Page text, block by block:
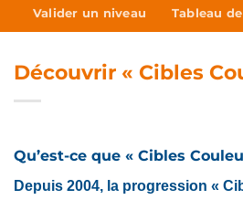
Valider un niveau Tableau
Découvrir « Cibles
Qu’est-ce que « Cibles
Depuis 2004, la progression «